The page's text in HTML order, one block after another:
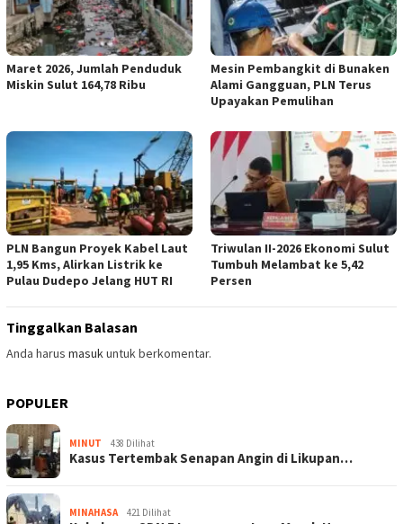
Maret 2026, Jumlah Penduduk
Miskin Sulut 164,78 Ribu
Mesin Pembangkit di Bunaken
Alami Gangguan, PLN Terus
Upayakan Pemulihan
PLN Bangun Proyek Kabel Laut
1,95 Kms, Alirkan Listrik ke
Pulau Dudepo Jelang HUT RI
Triwulan II-2026 Ekonomi Sulut
Tumbuh Melambat ke 5,42
Persen
Tinggalkan Balasan
Anda harus masukuntuk berkomentar.
POPULER
MINUT 438 Dilihat
Kasus Tertembak Senapan Angin di Likupan…
MINAHASA 421 Dilihat